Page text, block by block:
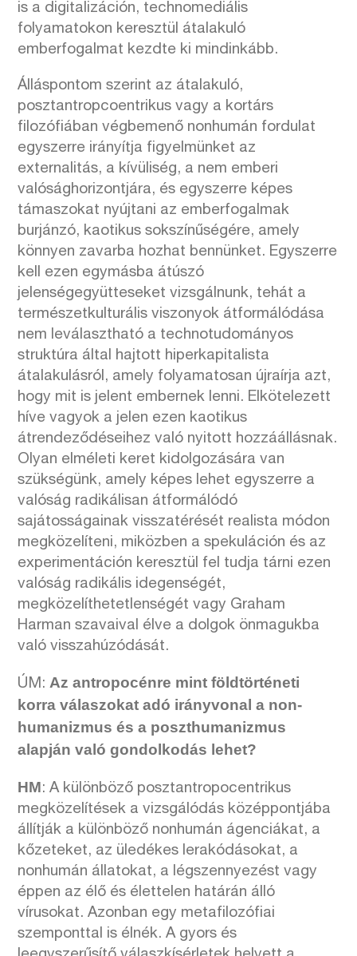
is a digitalizáción, technomediális
folyamatokon keresztül átalakuló
emberfogalmat kezdte ki mindinkább.
Álláspontom szerint az átalakuló,
posztantropcoentrikus vagy a kortárs
filozófiában végbemenő nonhumán fordulat
egyszerre irányítja figyelmünket az
externalitás, a kívüliség, a nem emberi
valósághorizontjára, és egyszerre képes
támaszokat nyújtani az emberfogalmak
burjánzó, kaotikus sokszínűségére, amely
könnyen zavarba hozhat bennünket. Egyszerre
kell ezen egymásba átúszó
jelenségegyütteseket vizsgálnunk, tehát a
természetkulturális viszonyok átformálódása
nem leválasztható a technotudományos
struktúra által hajtott hiperkapitalista
átalakulásról, amely folyamatosan újraírja azt,
hogy mit is jelent embernek lenni. Elkötelezett
híve vagyok a jelen ezen kaotikus
átrendeződéseihez való nyitott hozzáállásnak.
Olyan elméleti keret kidolgozására van
szükségünk, amely képes lehet egyszerre a
valóság radikálisan átformálódó
sajátosságainak visszatérését realista módon
megközelíteni, miközben a spekuláción és az
experimentáción keresztül fel tudja tárni ezen
valóság radikális idegenségét,
megközelíthetetlenségét vagy Graham
Harman szavaival élve a dolgok önmagukba
való visszahúzódását.
ÚM:Az antropocénre mint földtörténeti
korra válaszokat adó irányvonal a non-
humanizmus és a poszthumanizmus
alapján való gondolkodás lehet?
HM: A különböző posztantropocentrikus
megközelítések a vizsgálódás középpontjába
állítják a különböző nonhumán ágenciákat, a
kőzeteket, az üledékes lerakódásokat, a
nonhumán állatokat, a légszennyezést vagy
éppen az élő és élettelen határán álló
vírusokat. Azonban egy metafilozófiai
szemponttal is élnék. A gyors és